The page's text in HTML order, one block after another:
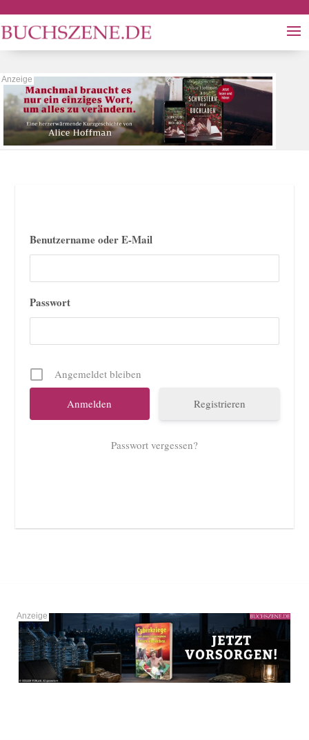
Benutzername oder E-Mail
Passwort
Angemeldet bleiben
Registrieren
Passwort vergessen?